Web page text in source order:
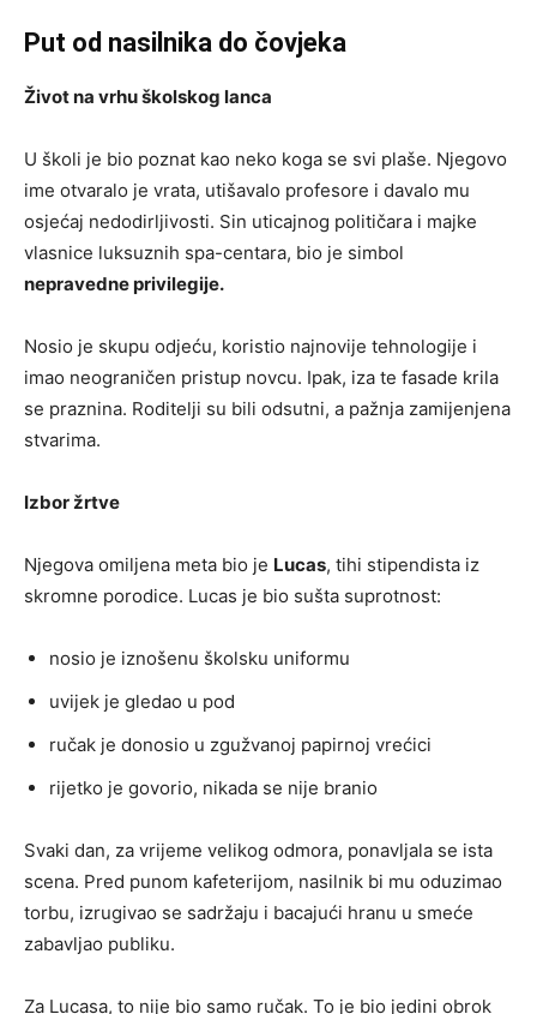
Put od nasilnika do čovjeka
Život na vrhu školskog lanca
U školi je bio poznat kao neko koga se svi plaše. Njegovo
ime otvaralo je vrata, utišavalo profesore i davalo mu
osjećaj nedodirljivosti. Sin uticajnog političara i majke
vlasnice luksuznih spa-centara, bio je simbol
nepravedne privilegije.
Nosio je skupu odjeću, koristio najnovije tehnologije i
imao neograničen pristup novcu. Ipak, iza te fasade krila
se praznina. Roditelji su bili odsutni, a pažnja zamijenjena
stvarima.
Izbor žrtve
Njegova omiljena meta bio je Lucas, tihi stipendista iz
skromne porodice. Lucas je bio sušta suprotnost:
nosio je iznošenu školsku uniformu
uvijek je gledao u pod
ručak je donosio u zgužvanoj papirnoj vrećici
rijetko je govorio, nikada se nije branio
Svaki dan, za vrijeme velikog odmora, ponavljala se ista
scena. Pred punom kafeterijom, nasilnik bi mu oduzimao
torbu, izrugivao se sadržaju i bacajući hranu u smeće
zabavljao publiku.
Za Lucasa, to nije bio samo ručak. To je bio jedini obrok